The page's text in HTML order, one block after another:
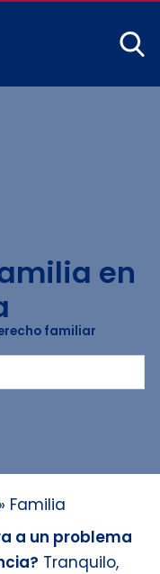
en
familiar
» Familia
a un problema
Tranquilo,